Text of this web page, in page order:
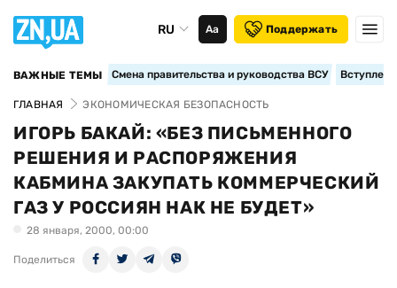
RU Аа Поддержать
ВАЖНЫЕ ТЕМЫ Смена правительства и руководства ВСУ
ГЛАВНАЯ ЭКОНОМИЧЕСКАЯ БЕЗОПАСНОСТЬ
ИГОРЬ БАКАЙ: «БЕЗ ПИСЬМЕННОГО
РЕШЕНИЯ И РАСПОРЯЖЕНИЯ
КАБМИНА ЗАКУПАТЬ КОММЕРЧЕСКИЙ
ГАЗ У РОССИЯН НАК НЕ БУДЕТ»
28 января, 2000, 00:00
Поделиться